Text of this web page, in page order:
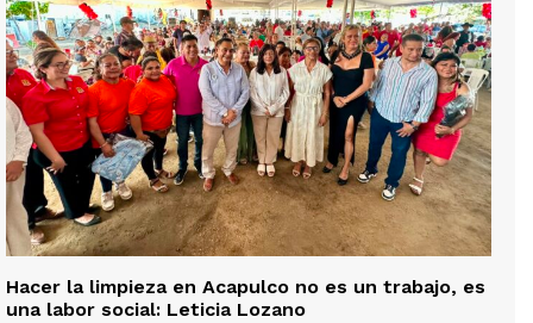
Hacer la limpieza en Acapulco no es un trabajo, es
una labor social: Leticia Lozano